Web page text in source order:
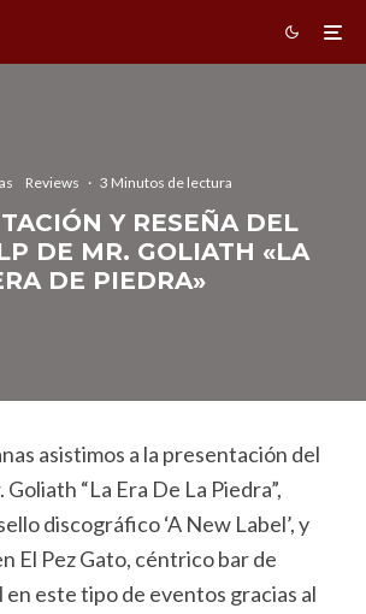
Reviews · 3 Minutos de lectura
Y RESEÑA DEL
DE MR. GOLIATH «LA
DE PIEDRA»
asistimos a la presentación del
“La Era De La Piedra”,
discográfico ‘A New Label’, y
El Pez Gato, céntrico bar de
este tipo de eventos gracias al